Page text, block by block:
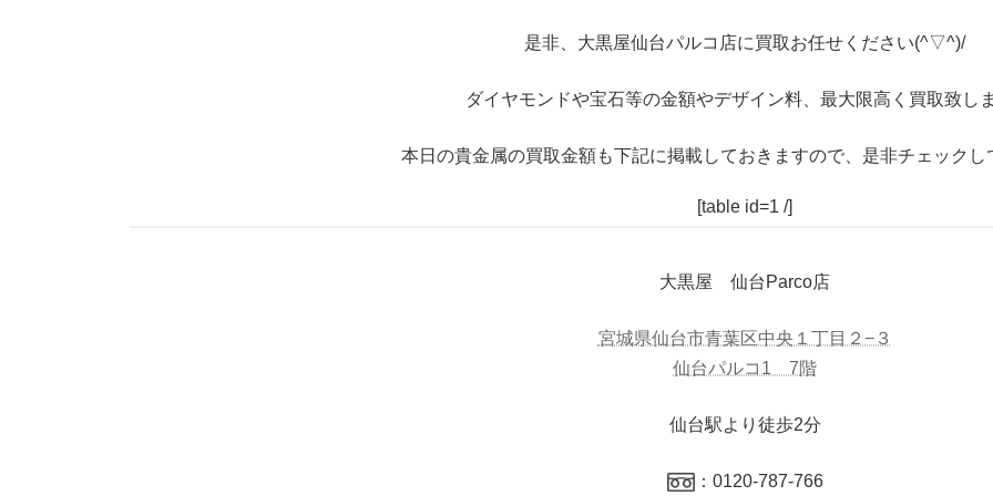
是非、大黒屋仙台パルコ店に買取お任せください(^▽^)/
ダイヤモンドや宝石等の金額やデザイン料、最大限高く買取致し
本日の貴金属の買取金額も下記に掲載しておきますので、是非チェックし
[table id=1 /]
大黒屋 仙台Parco店
宮城県仙台市青葉区中央１丁目２−３
仙台パルコ1 7階
仙台駅より徒歩2分
：0120-787-766